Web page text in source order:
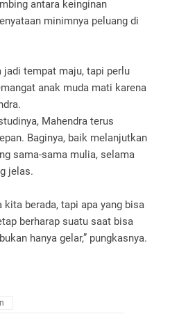
antara keinginan
minimnya peluang di
jadi tempat maju, tapi perlu
anak muda mati karena
Mahendra terus
Baginya, baik melanjutkan
sama-sama mulia, selama
jelas.
kita berada, tapi apa yang bisa
berharap suatu saat bisa
hanya gelar,” pungkasnya.